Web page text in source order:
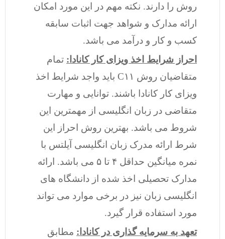
روش را دارند. نکته مهم در این مورد امکان
ارائه مدارک و شواهد جهت اثبات سابقه
کسب و کار و درآمد می باشد.
احراز شرایط اخذ ویزای کار کانادا: تمام
متقاضیان روش C۱۱ باید واجد شرایط اخذ
ویزای کار کانادا باشند. توانایی و مهارت
متقاضی در زبان انگلیسی از مهمترین این
شروط می باشد. بهترین روش احراز این
شرط ارائه مدرک زبان انگلیسی آیلتس با
نمره میانگین حداقل ۴ تا ۵ می باشد. ارائه
مدارک تحصیلی اخذ شده از دانشگاه های
انگلیسی زبان نیز در برخی موارد می تواند
مورد استفاده قرار گیرد.
تعهد به سرمایه گذاری در کانادا: مطابق